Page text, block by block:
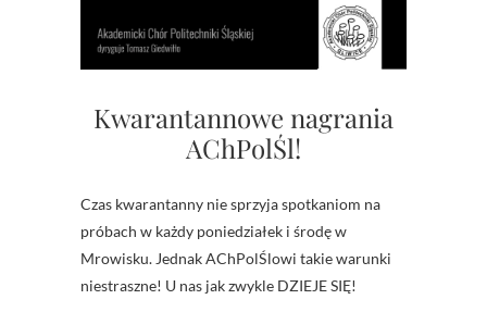
Kwarantannowe nagrania
AChPolŚl!
Czas kwarantanny nie sprzyja spotkaniom na
próbach w każdy poniedziałek i środę w
Mrowisku. Jednak AChPolŚlowi takie warunki
niestraszne! U nas jak zwykle DZIEJE SIĘ!